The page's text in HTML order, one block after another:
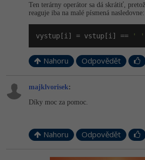
Ten terárny operátor sa dá skrátiť,
reaguje iba na malé písmená nasledovne:
vystup[i] = vstup[i] == ' '
Nahoru Odpovědět
majklvorisek:
Díky moc za pomoc.
Nahoru Odpovědět